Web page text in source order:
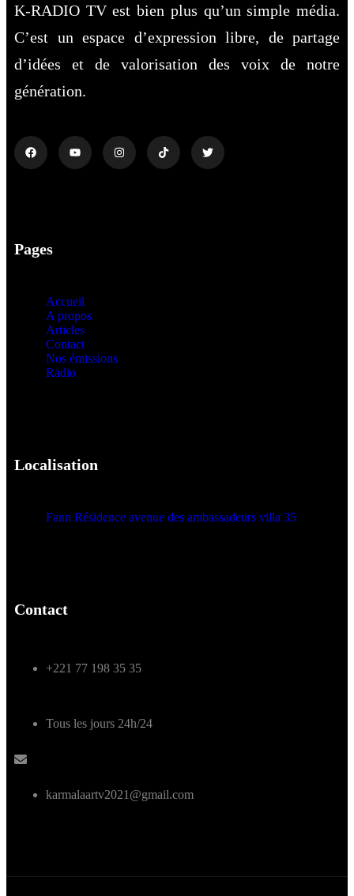
K-RADIO TV est bien plus qu’un simple média.
C’est un espace d’expression libre, de partage
d’idées et de valorisation des voix de notre
génération.
Pages
Accueil
A propos
Articles
Contact
Nos émissions
Radio
Localisation
Fann Résidence avenue des ambassadeurs villa 35
Contact
+221 77 198 35 35
Tous les jours 24h/24
karmalaartv2021@gmail.com